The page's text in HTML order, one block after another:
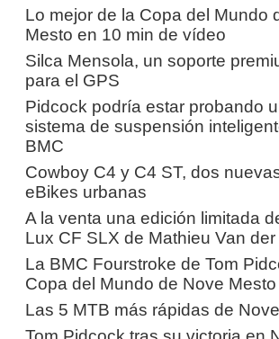
Lo mejor de la Copa del Mundo
Mesto en 10 min de vídeo
Silca Mensola, un soporte
para el GPS
Pidcock podría estar probando
sistema de suspensión
BMC
Cowboy C4 y C4 ST, dos
eBikes urbanas
A la venta una edición limitada
Lux CF SLX de Mathieu Van der
La BMC Fourstroke de Tom
Copa del Mundo de Nove Mesto
Las 5 MTB más rápidas de